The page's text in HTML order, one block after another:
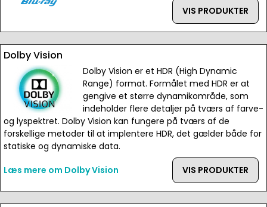
VIS PRODUKTER
Dolby Vision
Dolby Vision er et HDR (High Dynamic
Range) format. Formålet med HDR er at
gengive et større dynamikområde, som
indeholder flere detaljer på tværs af farve-
og lyspektret. Dolby Vision kan fungere på tværs af de
forskellige metoder til at implentere HDR, det gælder både for
statiske og dynamiske data.
Læs mere om Dolby Vision
VIS PRODUKTER